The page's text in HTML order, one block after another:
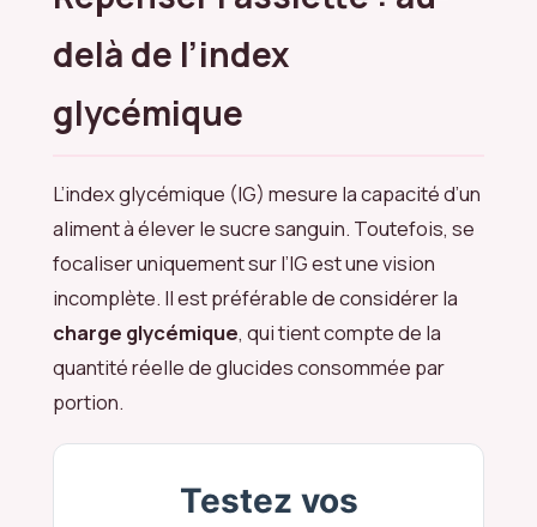
delà de l’index
glycémique
L’index glycémique (IG) mesure la capacité d’un
aliment à élever le sucre sanguin. Toutefois, se
focaliser uniquement sur l’IG est une vision
incomplète. Il est préférable de considérer la
charge glycémique, qui tient compte de la
quantité réelle de glucides consommée par
portion.
Testez vos